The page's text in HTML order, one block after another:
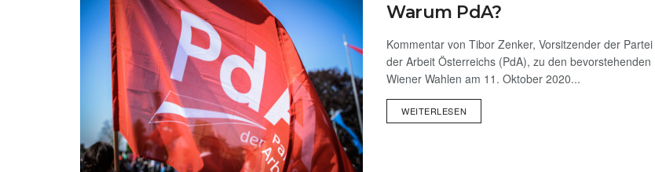
Warum PdA?
Kommentar von Tibor Zenker, Vorsitzender der Partei
der Arbeit Österreichs (PdA), zu den bevorstehenden
Wiener Wahlen am 11. Oktober 2020...
WEITERLESEN